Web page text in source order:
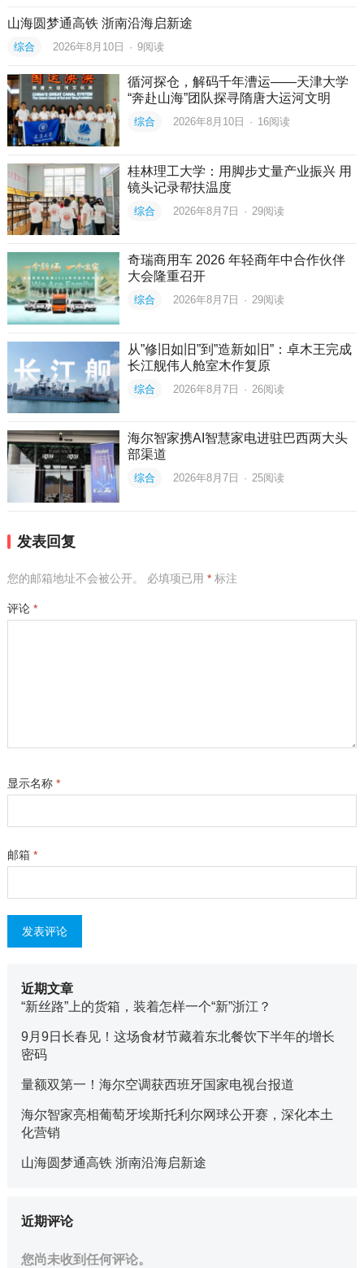
山海圆梦通高铁 浙南沿海启新途
综合 2026年8月10日 · 9阅读
循河探仓，解码千年漕运——天津大学
“奔赴山海”团队探寻隋唐大运河文明
综合 2026年8月10日 · 16阅读
桂林理工大学：用脚步丈量产业振兴 用
镜头记录帮扶温度
综合 2026年8月7日 · 29阅读
奇瑞商用车 2026 年轻商年中合作伙伴
大会隆重召开
综合 2026年8月7日 · 29阅读
从”修旧如旧”到”造新如旧”：卓木王完成
长江舰伟人舱室木作复原
综合 2026年8月7日 · 26阅读
海尔智家携AI智慧家电进驻巴西两大头
部渠道
综合 2026年8月7日 · 25阅读
发表回复
您的邮箱地址不会被公开。 必填项已用 *标注
评论 *
显示名称 *
邮箱 *
近期文章
“新丝路”上的货箱，装着怎样一个“新”浙江？
9月9日长春见！这场食材节藏着东北餐饮下半年的增长
密码
量额双第一！海尔空调获西班牙国家电视台报道
海尔智家亮相葡萄牙埃斯托利尔网球公开赛，深化本土
化营销
山海圆梦通高铁 浙南沿海启新途
近期评论
您尚未收到任何评论。